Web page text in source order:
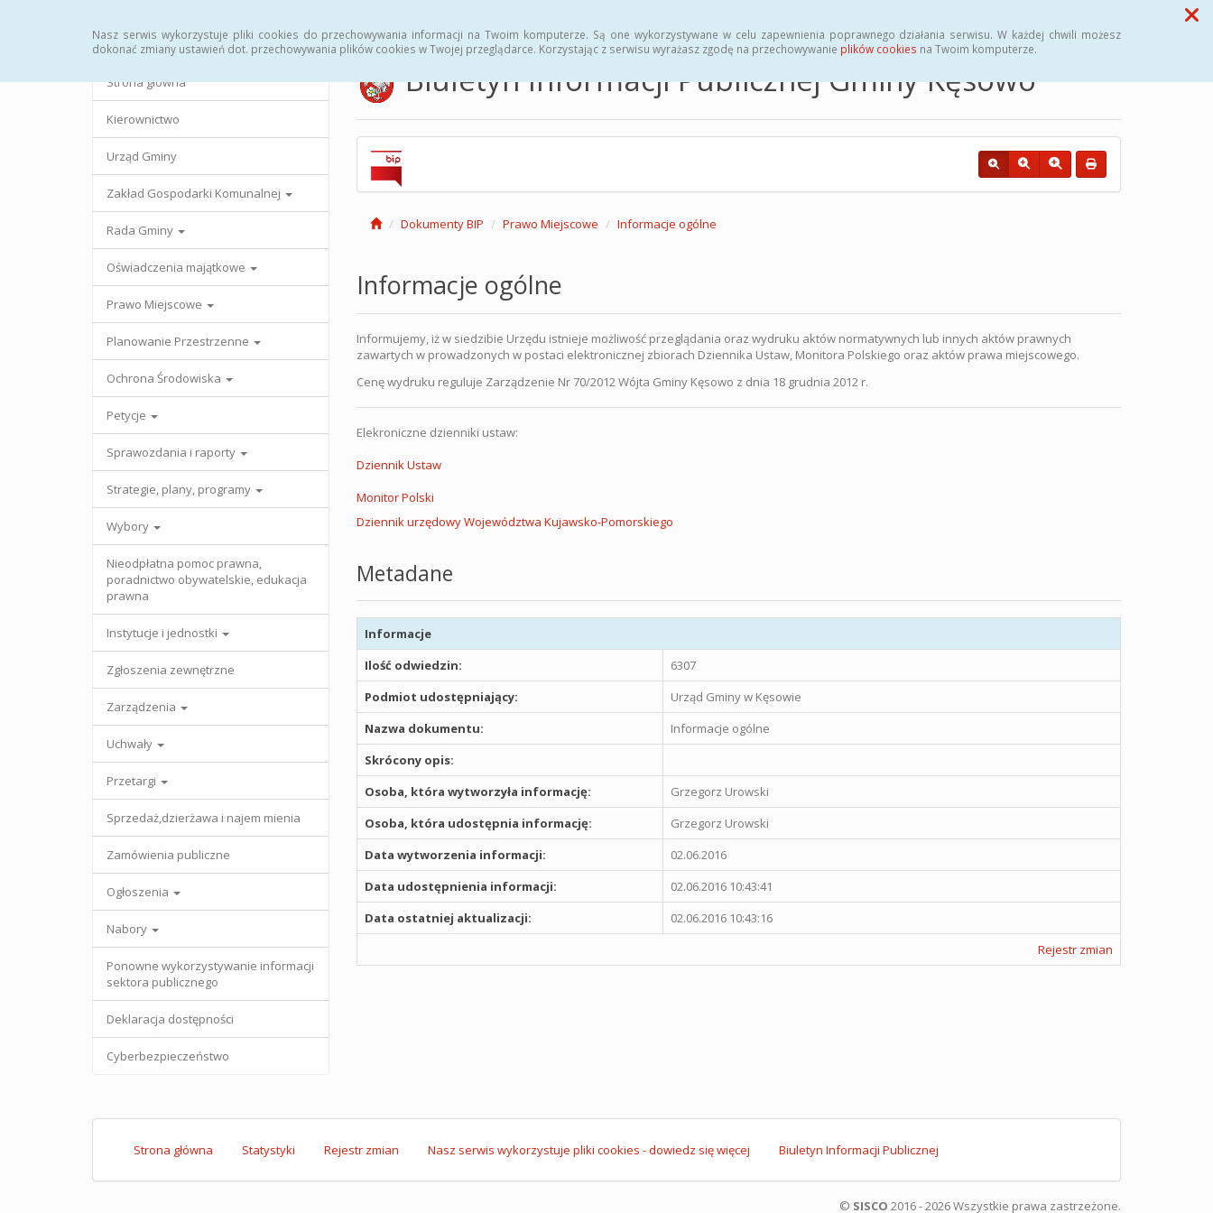
Nasz serwis wykorzystuje pliki cookies do przechowywania informacji na Twoim komputerze. Są one wykorzystywane w celu zapewnienia poprawnego działania serwisu. W każdej chwili możesz
dokonać zmiany ustawień dot. przechowywania plików cookies w Twojej przeglądarce. Korzystając z serwisu wyrażasz zgodę na przechowywanie plików cookies na Twoim komputerze.
Strona główna
Kierownictwo
Urząd Gminy
Zakład Gospodarki Komunalnej
Rada Gminy
Oświadczenia majątkowe
Prawo Miejscowe
Planowanie Przestrzenne
Ochrona Środowiska
Petycje
Sprawozdania i raporty
Strategie, plany, programy
Wybory
Nieodpłatna pomoc prawna,
poradnictwo obywatelskie, edukacja
prawna
Instytucje i jednostki
Zgłoszenia zewnętrzne
Zarządzenia
Uchwały
Przetargi
Sprzedaż,dzierżawa i najem mienia
Zamówienia publiczne
Ogłoszenia
Nabory
Ponowne wykorzystywanie informacji
sektora publicznego
Deklaracja dostępności
Cyberbezpieczeństwo
Biuletyn Informacji Publicznej Gminy Kęsowo
Dokumenty BIP Prawo Miejscowe Informacje ogólne
Informacje ogólne
Informujemy, iż w siedzibie Urzędu istnieje możliwość przeglądania oraz wydruku aktów normatywnych lub innych aktów prawnych
zawartych w prowadzonych w postaci elektronicznej zbiorach Dziennika Ustaw, Monitora Polskiego oraz aktów prawa miejscowego.
Cenę wydruku reguluje Zarządzenie Nr 70/2012 Wójta Gminy Kęsowo z dnia 18 grudnia 2012 r.
Elekroniczne dzienniki ustaw:
Dziennik Ustaw
Monitor Polski
Dziennik urzędowy Województwa Kujawsko-Pomorskiego
Metadane
Informacje
Ilość odwiedzin:
6307
Podmiot udostępniający:
Urząd Gminy w Kęsowie
Nazwa dokumentu:
Informacje ogólne
Skrócony opis:
Osoba, która wytworzyła informację:
Grzegorz Urowski
Osoba, która udostępnia informację:
Grzegorz Urowski
Data wytworzenia informacji:
02.06.2016
Data udostępnienia informacji:
02.06.2016 10:43:41
Data ostatniej aktualizacji:
02.06.2016 10:43:16
Rejestr zmian
Strona główna Statystyki Rejestr zmian Nasz serwis wykorzystuje pliki cookies - dowiedz się więcej Biuletyn Informacji Publicznej
© SISCO 2016 - 2026 Wszystkie prawa zastrzeżone.